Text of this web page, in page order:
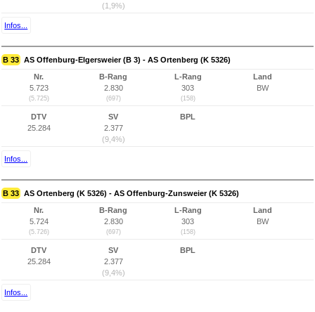
(1,9%)
Infos...
B 33 AS Offenburg-Elgersweier (B 3) - AS Ortenberg (K 5326)
Nr.
5.723
(5.725)
B-Rang
2.830
(697)
L-Rang
303
(158)
Land
BW
DTV
25.284
SV
2.377
(9,4%)
BPL
Infos...
B 33 AS Ortenberg (K 5326) - AS Offenburg-Zunsweier (K 5326)
Nr.
5.724
(5.726)
B-Rang
2.830
(697)
L-Rang
303
(158)
Land
BW
DTV
25.284
SV
2.377
(9,4%)
BPL
Infos...